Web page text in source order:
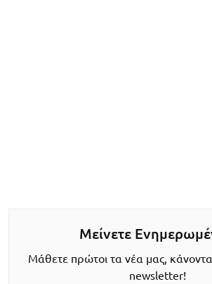
Μείνετε
Μάθετε πρώτοι τα νέα μας,
newsletter!